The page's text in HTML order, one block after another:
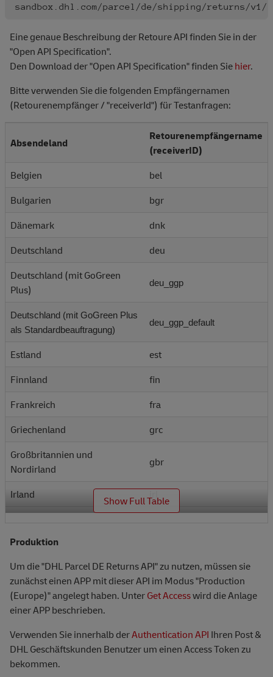
sandbox.dhl.com/parcel/de/shipping/returns/v1/
Eine genaue Beschreibung der Retoure API finden Sie in der
"Open API Specification".
Den Download der "Open API Specification" finden Siehier.
Bitte verwenden Sie die folgenden Empfängernamen
(Retourenempfänger / "receiverId") für Testanfragen:
Absendeland
Retourenempfängername
(receiverID)
Belgien
bel
Bulgarien
bgr
Dänemark
dnk
Deutschland
deu
Deutschland (mit GoGreen
Plus)
deu_ggp
Deutschland (mit GoGreen Plus
als Standardbeauftragung)
deu_ggp_default
Estland
est
Finnland
fin
Frankreich
fra
Griechenland
grc
Großbritannien und
Nordirland
gbr
Irland
Kroatien
Lettland
lva
Litauen
ltu
Malta
Niederlande
Show Full Table
Produktion
Um die "DHL Parcel DE Returns API" zu nutzen, müssen sie
zunächst einen APP mit dieser API im Modus "Production
(Europe)" angelegt haben. UnterGet Accesswird die Anlage
einer APP beschrieben.
Verwenden Sie innerhalb derAuthentication API Ihren Post &
DHL Geschäftskunden Benutzer um einen Access Token zu
bekommen.